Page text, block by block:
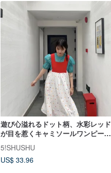
遊び心溢れるドット柄、水彩レッド
が目を惹くキャミソールワンピー
ス。ミディアム丈のゆったりとした
ドローストリングドレスは、甘くて
愛らしい一着。
5!SHUSHU
US$ 33.96